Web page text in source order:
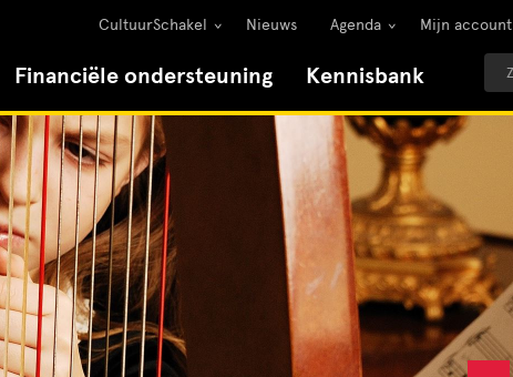
CultuurSchakel Nieuws Agenda Mijn account
Financiële ondersteuning Kennisbank